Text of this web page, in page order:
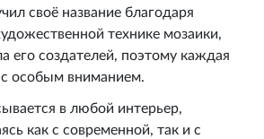
своё название благодаря
технике мозаики,
его создателей, поэтому каждая
особым вниманием.
в любой интерьер,
как с современной, так и с